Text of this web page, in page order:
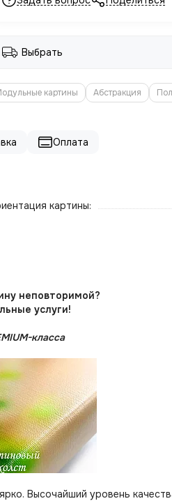
Выбрать
картины Абстракция
Оплата
картины:
неповторимой?
услуги!
класса
Высочайший уровень